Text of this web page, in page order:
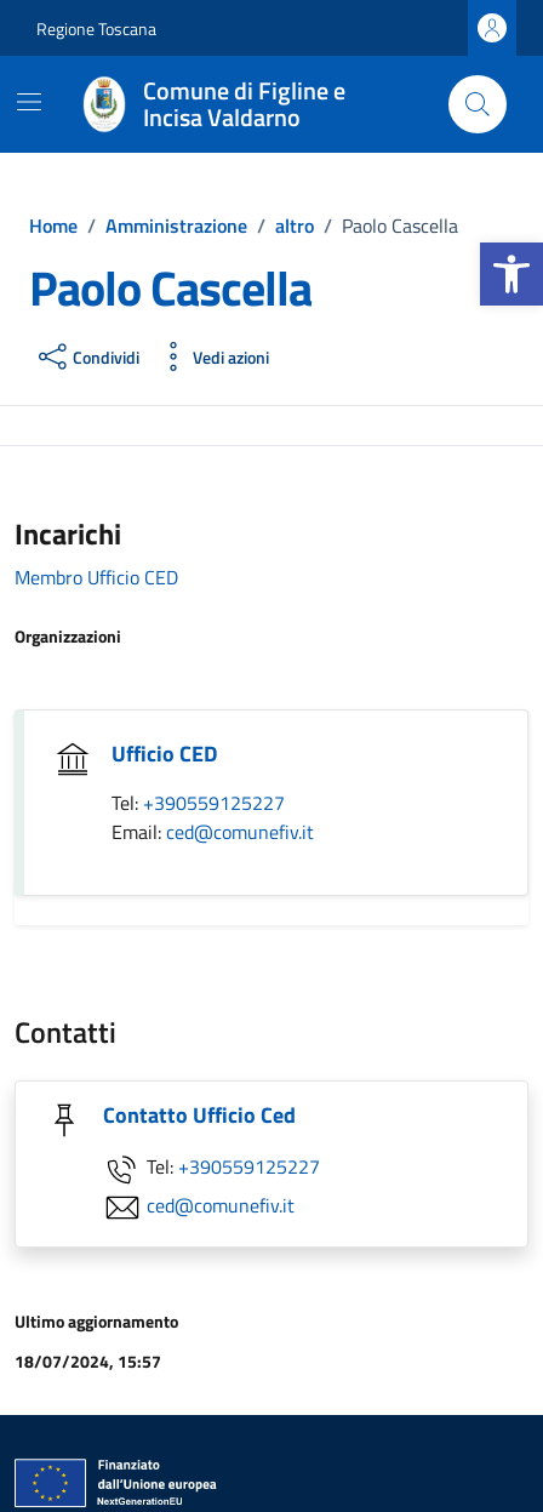
Apri la
Regione Toscana
Comune di Figline e
Incisa Valdarno
Home / Amministrazione / altro / Paolo Cascella
Paolo Cascella
Condividi Vedi azioni
Incarichi
Membro Ufficio CED
Organizzazioni
Ufficio CED
Tel: +390559125227
Email:ced@comunefiv.it
Contatti
Contatto Ufficio Ced
Tel: +390559125227
ced@comunefiv.it
Ultimo aggiornamento
18/07/2024, 15:57